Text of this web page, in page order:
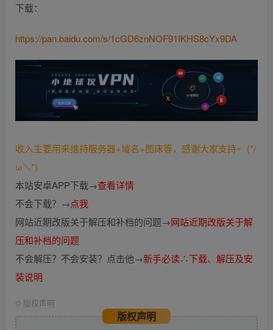
下载：
https://pan.baidu.com/s/1cGD6znNOF91IKHS8cYx9DA
收入主要用来维持服务器+域名+图床等，感谢大家支持~ (*/
ω＼*)
本站安卓APP下载→查看详情
不会下载？→点我
网站近期改版关于解压和补档的问题→网站近期改版关于解
压和补档的问题
不会解压？不会安装？点击他→新手必读∴下载、解压及安
装说明
© 版权声明
版权声明